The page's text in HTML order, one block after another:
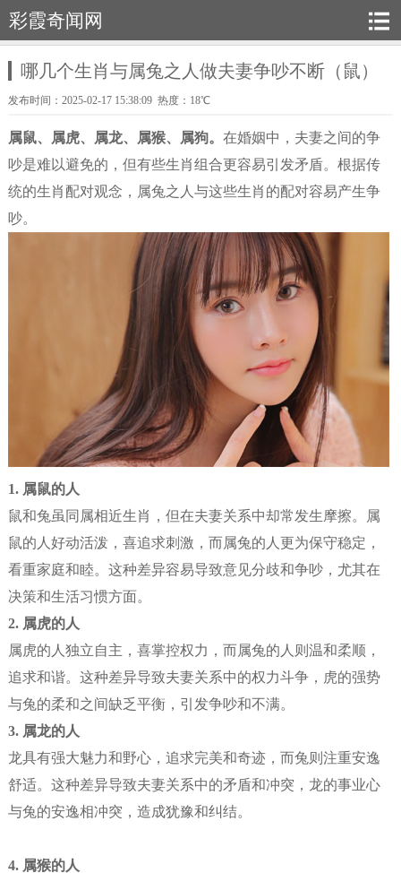
彩霞奇闻网
哪几个生肖与属兔之人做夫妻争吵不断（鼠）
发布时间：2025-02-17 15:38:09 热度：18℃
属鼠、属虎、属龙、属猴、属狗。 在婚姻中，夫妻之间的争
吵是难以避免的，但有些生肖组合更容易引发矛盾。根据传
统的生肖配对观念，属兔之人与这些生肖的配对容易产生争
吵。
1. 属鼠的人
鼠和兔虽同属相近生肖，但在夫妻关系中却常发生摩擦。属
鼠的人好动活泼，喜追求刺激，而属兔的人更为保守稳定，
看重家庭和睦。这种差异容易导致意见分歧和争吵，尤其在
决策和生活习惯方面。
2. 属虎的人
属虎的人独立自主，喜掌控权力，而属兔的人则温和柔顺，
追求和谐。这种差异导致夫妻关系中的权力斗争，虎的强势
与兔的柔和之间缺乏平衡，引发争吵和不满。
3. 属龙的人
龙具有强大魅力和野心，追求完美和奇迹，而兔则注重安逸
舒适。这种差异导致夫妻关系中的矛盾和冲突，龙的事业心
与兔的安逸相冲突，造成犹豫和纠结。
4. 属猴的人